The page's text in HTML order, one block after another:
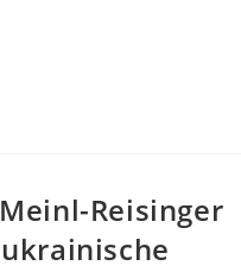
Reisinger